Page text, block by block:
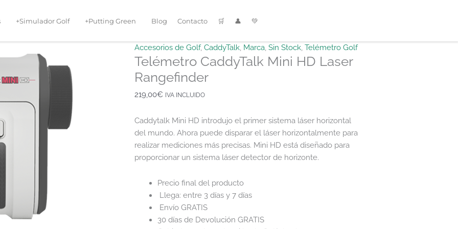
+Simulador Golf +Putting Green Blog Contacto 🛒 👤 💚
Accesorios de Golf, CaddyTalk, Marca, Sin Stock, Telémetro Golf
Telémetro CaddyTalk Mini HD Laser
Rangefinder
219,00€ IVA INCLUIDO
Caddytalk Mini HD introdujo el primer sistema láser horizontal
del mundo. Ahora puede disparar el láser horizontalmente para
realizar mediciones más precisas. Mini HD está diseñado para
proporcionar un sistema láser detector de horizonte.
Precio final del producto
Llega: entre 3 días y 7 días
Envío GRATIS
30 días de Devolución GRATIS
Telémetro
CaddyTalk
Mini
HD
Laser
cantidad